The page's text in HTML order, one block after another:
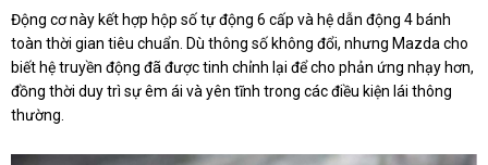
Động cơ này kết hợp hộp số tự động 6 cấp và hệ dẫn động 4 bánh
toàn thời gian tiêu chuẩn. Dù thông số không đổi, nhưng Mazda cho
biết hệ truyền động đã được tinh chỉnh lại để cho phản ứng nhạy hơn,
đồng thời duy trì sự êm ái và yên tĩnh trong các điều kiện lái thông
thường.